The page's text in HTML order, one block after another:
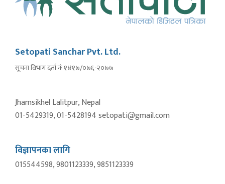
Setopati Sanchar Pvt. Ltd.
सूचना विभाग दर्ता नंः १४१७/०७६-२०७७
Jhamsikhel Lalitpur, Nepal
01-5429319, 01-5428194 setopati@gmail.com
विज्ञापनका लागि
015544598, 9801123339, 9851123339